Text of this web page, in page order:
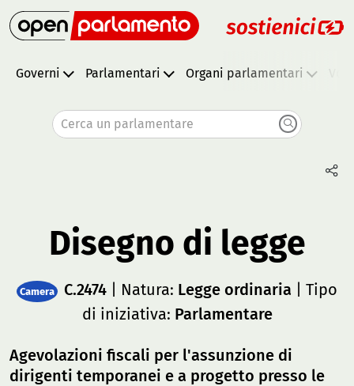
Governi Parlamentari Organi parlamentari
Cerca un parlamentare
Disegno di legge
Camera C.2474 | Natura: Legge ordinaria | Tipo
di iniziativa: Parlamentare
Agevolazioni fiscali per l'assunzione di
dirigenti temporanei e a progetto presso le